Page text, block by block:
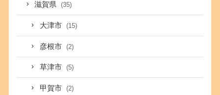
滋賀県 (35)
大津市 (15)
彦根市 (2)
草津市 (5)
甲賀市 (2)